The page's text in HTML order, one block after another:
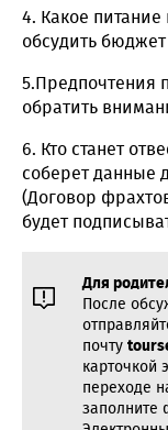
4. Какое питание
обсудить
5.Предпочтения
обратить
6. Кто станет
соберет данные
(Договор
будет
Для
После
почту
карточкой
переходе
заполните